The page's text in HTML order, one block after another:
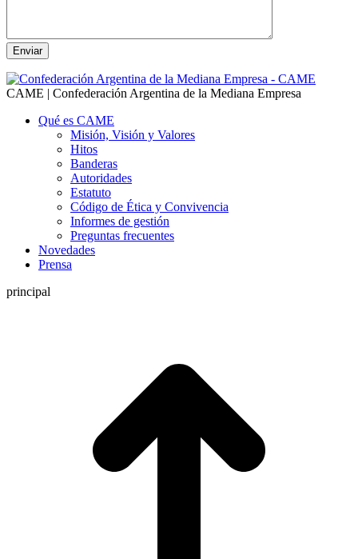
CAME | Confederación Argentina de la Mediana Empresa
Qué es CAME
Misión, Visión y Valores
Hitos
Banderas
Autoridades
Estatuto
Código de Ética y Convivencia
Informes de gestión
Preguntas frecuentes
Novedades
Prensa
principal